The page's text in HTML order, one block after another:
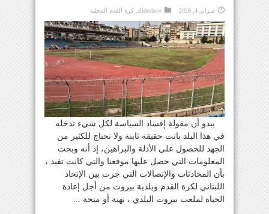
فبراير 4, 2026 slideshow كرة القدم المحلية
يبدو أن مقولة إفساد السياسة لكل شيء تدخله
في هذا البلد باتت حقيقة ثابتة ولا تحتاج للكثير من
الجهد للحصول على الأدلة والبراهين، إذ أنه وبحث
المعلومات التي حصل عليها موقعنا والتي كانت تفيد ،
بأن المحادثات والإتصالات التي جرت بين الإتحاد
اللبناني لكرة القدم وبلدية بيروت من أجل إعادة
الحياة لملعب بيروت البلدي ، بهبة أو منحة ...